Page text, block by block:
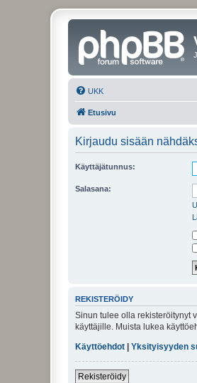
UKK
Etusivu
Kirjaudu sisään
Käyttäjätunnus:
Salasana:
REKISTERÖIDY
Sinun tulee olla rekisteröitynyt
käyttäjille. Muista lukea
Käyttöehdot
Yksityisyyden
Rekisteröidy